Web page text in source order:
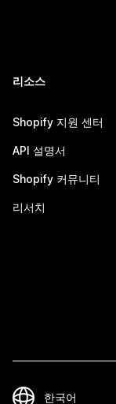
리소스
Shopify 지원 센터
API 설명서
Shopify 커뮤니티
리서치